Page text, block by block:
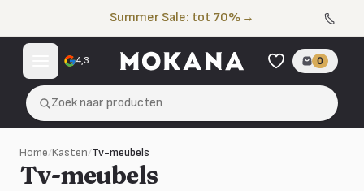
Summer Sale: tot 70% →
4,3 0
Zoek naar producten
Home/Kasten/Tv-meubels
Tv-meubels